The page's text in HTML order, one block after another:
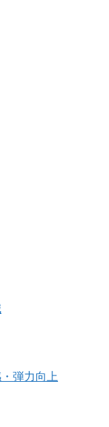
弾力向上